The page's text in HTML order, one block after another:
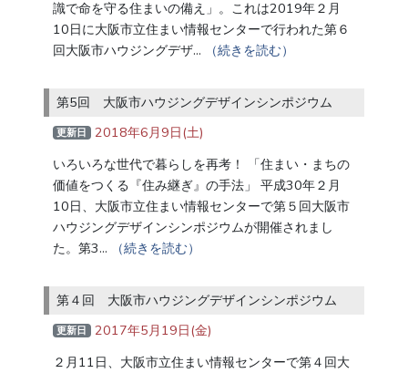
識で命を守る住まいの備え」。これは2019年２月
10日に大阪市立住まい情報センターで行われた第６
回大阪市ハウジングデザ…
（続きを読む）
第5回 大阪市ハウジングデザインシンポジウム
更新日
2018年6月9日(土)
いろいろな世代で暮らしを再考！ 「住まい・まちの
価値をつくる『住み継ぎ』の手法」 平成30年２月
10日、大阪市立住まい情報センターで第５回大阪市
ハウジングデザインシンポジウムが開催されまし
た。第3…
（続きを読む）
第４回 大阪市ハウジングデザインシンポジウム
更新日
2017年5月19日(金)
２月11日、大阪市立住まい情報センターで第４回大